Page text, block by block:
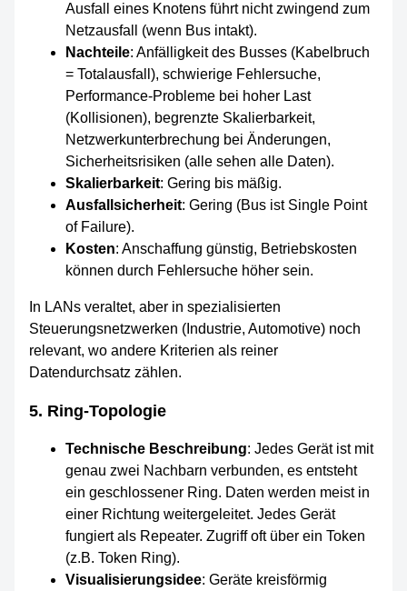
Ausfall eines Knotens führt nicht zwingend zum
Netzausfall (wenn Bus intakt).
Nachteile: Anfälligkeit des Busses (Kabelbruch
= Totalausfall), schwierige Fehlersuche,
Performance-Probleme bei hoher Last
(Kollisionen), begrenzte Skalierbarkeit,
Netzwerkunterbrechung bei Änderungen,
Sicherheitsrisiken (alle sehen alle Daten).
Skalierbarkeit: Gering bis mäßig.
Ausfallsicherheit: Gering (Bus ist Single Point
of Failure).
Kosten: Anschaffung günstig, Betriebskosten
können durch Fehlersuche höher sein.
In LANs veraltet, aber in spezialisierten
Steuerungsnetzwerken (Industrie, Automotive) noch
relevant, wo andere Kriterien als reiner
Datendurchsatz zählen.
5. Ring-Topologie
Technische Beschreibung: Jedes Gerät ist mit
genau zwei Nachbarn verbunden, es entsteht
ein geschlossener Ring. Daten werden meist in
einer Richtung weitergeleitet. Jedes Gerät
fungiert als Repeater. Zugriff oft über ein Token
(z.B. Token Ring).
Visualisierungsidee: Geräte kreisförmig